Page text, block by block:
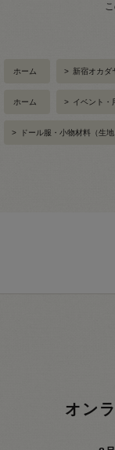
ホーム > 新宿オカダ
ホーム > イベント・
> ドール服・小物材料（生地
オン